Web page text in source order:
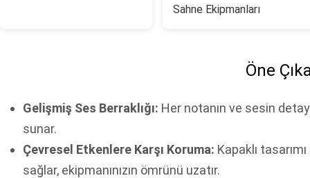
Sahne Ekipmanları
Öne
Gelişmiş Ses Berraklığı: Her notanın ve sesin
sunar.
Çevresel Etkenlere Karşı Koruma: Kapaklı
sağlar, ekipmanınızın ömrünü uzatır.